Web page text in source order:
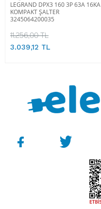
LEGRAND DPX3 160 3P 63A 16KA
KOMPAKT ŞALTER
3245064200035
11.256,00 TL
3.039,12 TL